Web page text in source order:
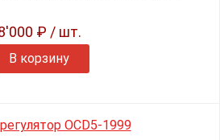
₽ / шт.
В корзину